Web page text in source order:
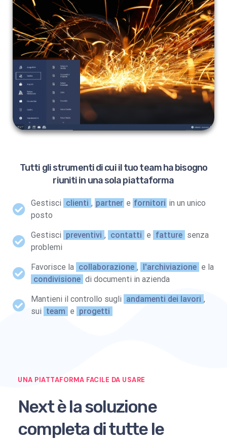
Tutti gli strumenti di cui il tuo team ha bisogno
riuniti in una sola piattaforma
Gestisci clienti , partner e fornitori in un unico
posto
Gestisci preventivi , contatti e fatture senza
problemi
Favorisce la collaborazione , l'archiviazione e la
condivisione di documenti in azienda
Mantieni il controllo sugli andamenti dei lavori ,
sui team e progetti
UNA PIATTAFORMA FACILE DA USARE
Next è la soluzione
completa di tutte le